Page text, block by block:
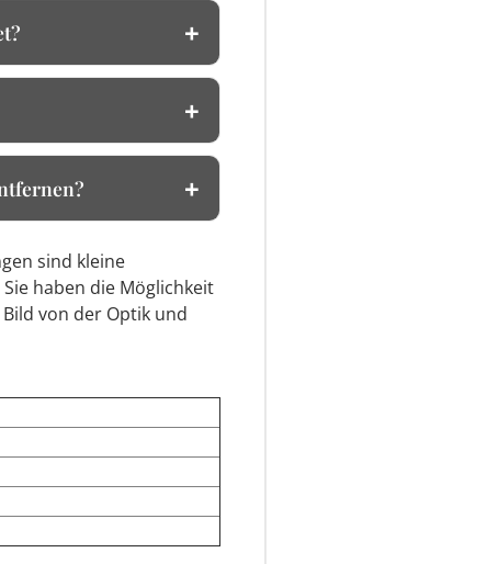
sind kleine
haben die Möglichkeit
von der Optik und